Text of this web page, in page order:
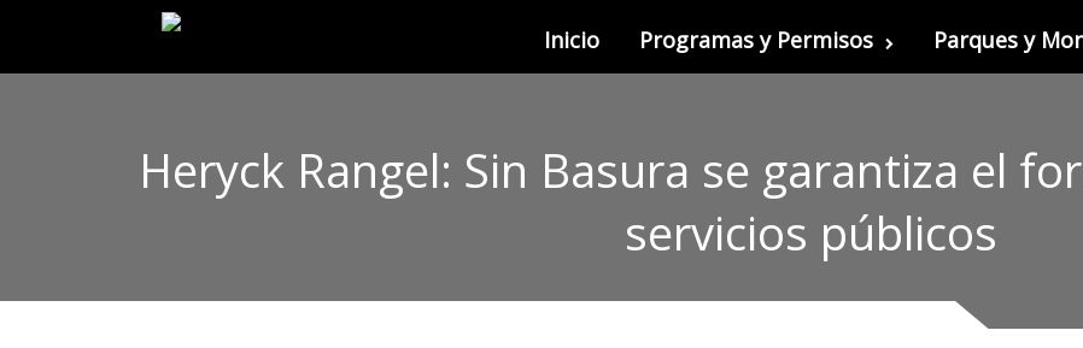
Inicio Programas y Permisos Parques y
Heryck Rangel: Sin Basura se garantiza el
servicios públicos